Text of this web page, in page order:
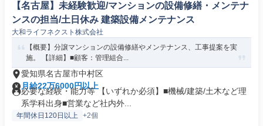
【名古屋】未経験歓迎/マンションの設備修繕・メンテナ
ンスの担当/土日休み 建築設備メンテナンス
大和ライフネクスト株式会社
【概要】分譲マンションの設備修繕やメンテナンス、工事提案を実
施。 【詳細】■顧客：管理組合...
愛知県名古屋市中村区
月給22万6000円以上
必要な経験・能力等 【いずれか必須】■機械/建築/土木など理
系学科出身■営業など社内外...
年間休日120日以上 +2個